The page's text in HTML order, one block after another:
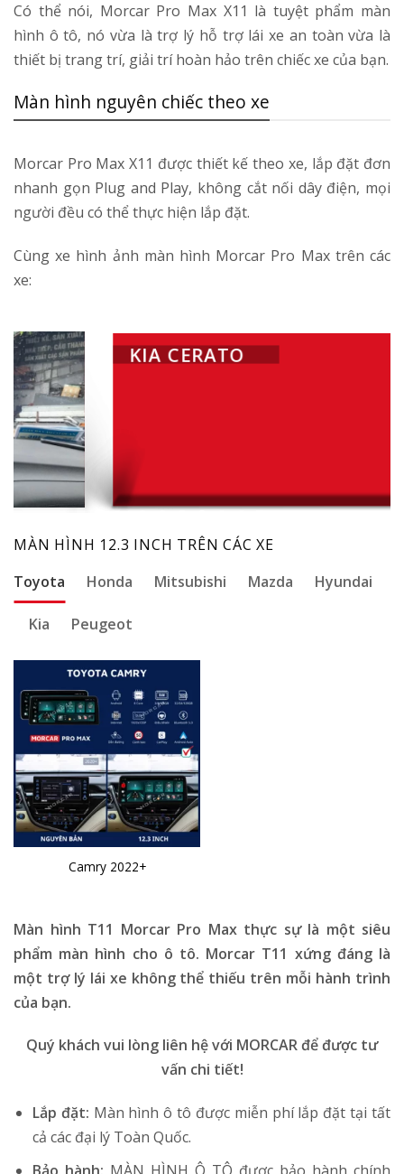
Có thể nói, Morcar Pro Max X11 là tuyệt phẩm màn
hình ô tô, nó vừa là trợ lý hỗ trợ lái xe an toàn vừa là
thiết bị trang trí, giải trí hoàn hảo trên chiếc xe của bạn.
Màn hình nguyên chiếc theo xe
Morcar Pro Max X11 được thiết kế theo xe, lắp đặt đơn
nhanh gọn Plug and Play, không cắt nối dây điện, mọi
người đều có thể thực hiện lắp đặt.
Cùng xe hình ảnh màn hình Morcar Pro Max trên các
xe:
KIA CERATO
MÀN HÌNH 12.3 INCH TRÊN CÁC XE
Toyota
Honda Mitsubishi Mazda Hyundai
Kia Peugeot
Camry 2022+
Màn hình T11 Morcar Pro Max thực sự là một siêu
phẩm màn hình cho ô tô. Morcar T11 xứng đáng là
một trợ lý lái xe không thể thiếu trên mỗi hành trình
của bạn.
Quý khách vui lòng liên hệ với MORCAR để được tư
vấn chi tiết!
Lắp đặt: Màn hình ô tô được miễn phí lắp đặt tại tất
cả các đại lý Toàn Quốc.